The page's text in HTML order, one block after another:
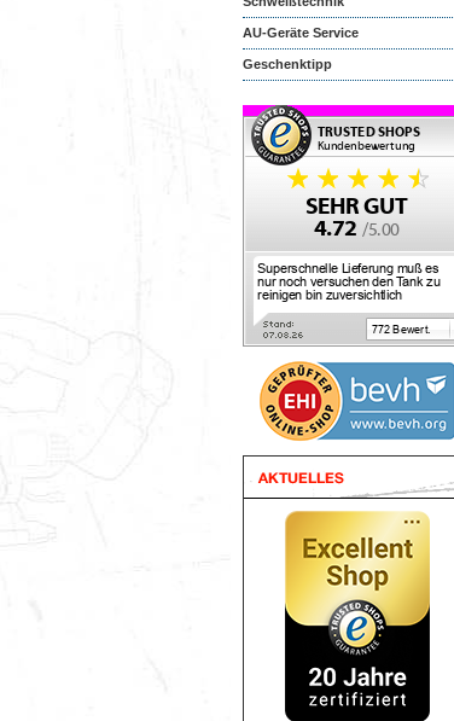
AU-Geräte Service
Geschenktipp